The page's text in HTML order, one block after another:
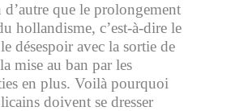
d’autre que le prolongement
hollandisme, c’est-à-dire le
désespoir avec la sortie de
mise au ban par les
en plus. Voilà pourquoi
doivent se dresser